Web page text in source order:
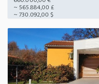
~ 565.884,00 £
~ 730.092,00 $